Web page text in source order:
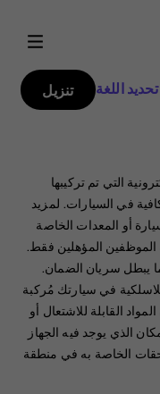
تحديد اللغة تنزيل
التي تم تركيبها
في السيارات. ‏‫لمزيد
أو المعدات الخاصة
المؤهلين فقط.
يبطل سريان الضمان.‬
في سيارتك مُركبة
القابلة للاشتعال أو
الذي يوجد فيه الجهاز
الخاصة به في منطقة